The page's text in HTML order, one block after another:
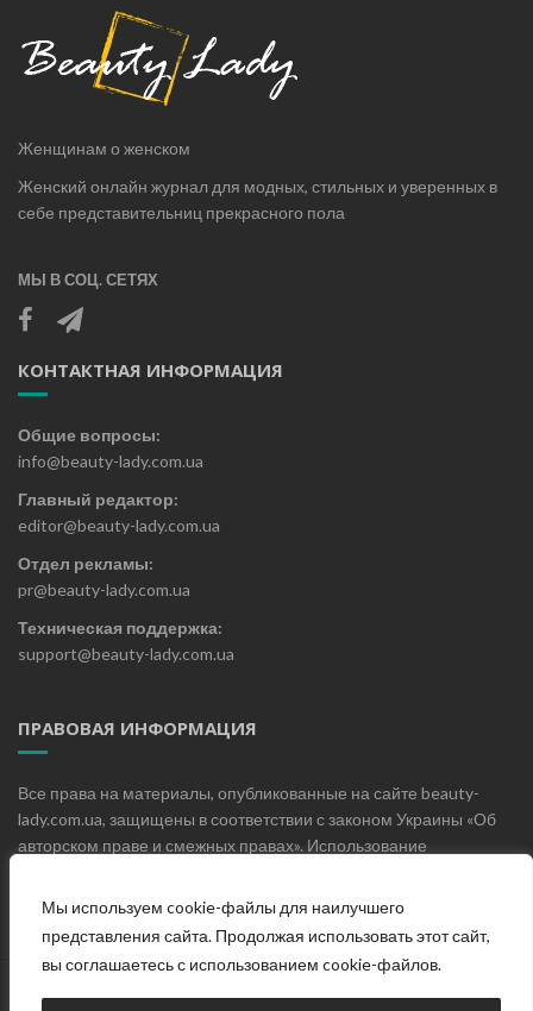
Мы используем cookie-файлы для наилучшего
представления сайта. Продолжая использовать этот сайт,
вы соглашаетесь с использованием cookie-файлов.
Женщинам о женском
Женский онлайн журнал для модных, стильных и уверенных в
себе представительниц прекрасного пола
МЫ В СОЦ. СЕТЯХ
КОНТАКТНАЯ ИНФОРМАЦИЯ
Общие вопросы:
info@beauty-lady.com.ua
Главный редактор:
editor@beauty-lady.com.ua
Отдел рекламы:
pr@beauty-lady.com.ua
Техническая поддержка:
support@beauty-lady.com.ua
ПРАВОВАЯ ИНФОРМАЦИЯ
Все права на материалы, опубликованные на сайте beauty-
lady.com.ua, защищены в соответствии с законом Украины «Об
авторском праве и смежных правах». Использование
письменного разрешения редакции не допускается.
Главная О проекте Блог Контакты